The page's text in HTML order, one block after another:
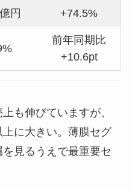
円 +74.5%
前年同期比
+10.6pt
も伸びていますが、
に大きい。薄膜セグ
見るうえで最重要セ